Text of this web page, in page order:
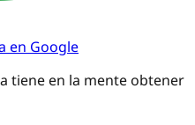
en Google
tiene en la mente obtener